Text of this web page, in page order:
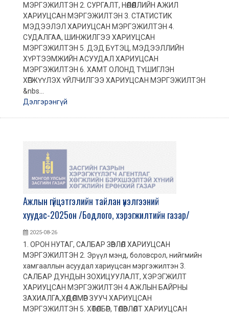
МЭРГЭЖИЛТЭН 2. СУРГАЛТ, НӨЛӨӨЛЛИЙН АЖИЛ
ХАРИУЦСАН МЭРГЭЖИЛТЭН 3. СТАТИСТИК
МЭДЭЭЛЭЛ ХАРИУЦСАН МЭРГЭЖИЛТЭН 4.
СУДАЛГАА, ШИНЖИЛГЭЭ ХАРИУЦСАН
МЭРГЭЖИЛТЭН 5. ДЭД БҮТЭЦ, МЭДЭЭЛЛИЙН
ХҮРТЭЭМЖИЙН АСУУДАЛ ХАРИУЦСАН
МЭРГЭЖИЛТЭН 6. ХАМТ ОЛОНД ТҮШИГЛЭН
ХӨГЖҮҮЛЭХ ҮЙЛЧИЛГЭЭ ХАРИУЦСАН МЭРГЭЖИЛТЭН
&nbs...
Дэлгэрэнгүй
Ажлын гүйцэтгэлийн тайлан үнэлгээний
хуудас-2025он /Бодлого, хэрэгжилтийн газар/
2025-08-26
1. ОРОН НУТАГ, САЛБАР ЗӨВЛӨЛ ХАРИУЦСАН
МЭРГЭЖИЛТЭН 2. Эрүүл мэнд, боловсрол, нийгмийн
хамгааллын асуудал хариуцсан мэргэжилтэн 3.
САЛБАР ДУНДЫН ЗОХИЦУУЛАЛТ, ХЭРЭГЖИЛТ
ХАРИУЦСАН МЭРГЭЖИЛТЭН 4.АЖЛЫН БАЙРНЫ
ЗАХИАЛГА,ХӨДӨЛМӨР ЗУУЧ ХАРИУЦСАН
МЭРГЭЖИЛТЭН 5. ХӨТӨЛБӨР, ТӨЛӨВЛӨЛТ ХАРИУЦСАН